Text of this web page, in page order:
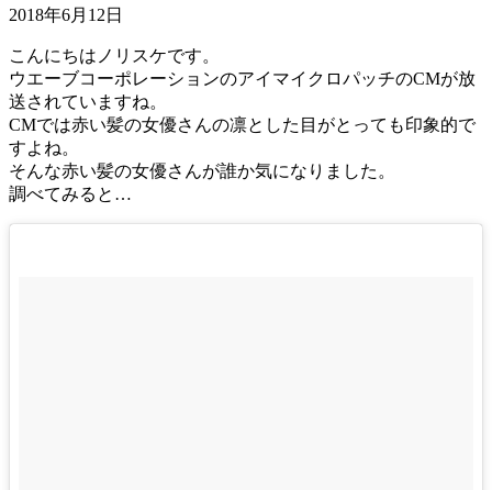
2018年6月12日
こんにちはノリスケです。
ウエーブコーポレーションのアイマイクロパッチのCMが放
送されていますね。
CMでは赤い髪の女優さんの凛とした目がとっても印象的で
すよね。
そんな赤い髪の女優さんが誰か気になりました。
調べてみると…